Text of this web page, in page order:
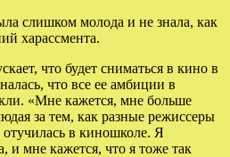
слишком молода и не знала, как
харассмента.
что будет сниматься в кино в
что все ее амбиции в
«Мне кажется, мне больше
за тем, как разные режиссеры
в киношколе. Я
и мне кажется, что я тоже так